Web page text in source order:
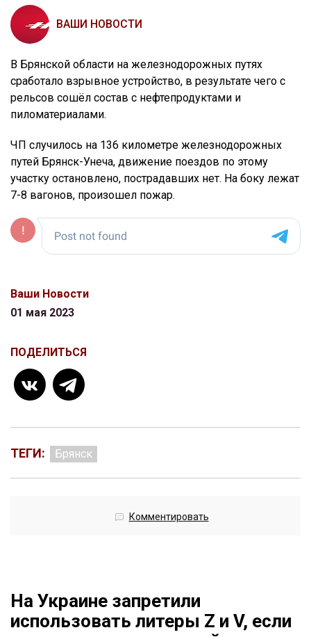
ВАШИ НОВОСТИ
В Брянской области на железнодорожных путях
сработало взрывное устройство, в результате чего с
рельсов сошёл состав с нефтепродуктами и
пиломатериалами.
ЧП случилось на 136 километре железнодорожных
путей Брянск-Унеча, движение поездов по этому
участку остановлено, пострадавших нет. На боку лежат
7-8 вагонов, произошел пожар.
Ваши Новости
01 мая 2023
ПОДЕЛИТЬСЯ
ТЕГИ: Брянск
Комментировать
На Украине запретили
использовать литеры Z и V, если